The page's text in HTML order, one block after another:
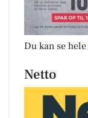
Du kan se hele
Netto